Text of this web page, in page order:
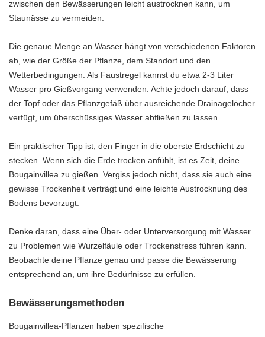
zwischen den Bewässerungen leicht austrocknen kann, um
Staunässe zu vermeiden.
Die genaue Menge an Wasser hängt von verschiedenen Faktoren
ab, wie der Größe der Pflanze, dem Standort und den
Wetterbedingungen. Als Faustregel kannst du etwa 2-3 Liter
Wasser pro Gießvorgang verwenden. Achte jedoch darauf, dass
der Topf oder das Pflanzgefäß über ausreichende Drainagelöcher
verfügt, um überschüssiges Wasser abfließen zu lassen.
Ein praktischer Tipp ist, den Finger in die oberste Erdschicht zu
stecken. Wenn sich die Erde trocken anfühlt, ist es Zeit, deine
Bougainvillea zu gießen. Vergiss jedoch nicht, dass sie auch eine
gewisse Trockenheit verträgt und eine leichte Austrocknung des
Bodens bevorzugt.
Denke daran, dass eine Über- oder Unterversorgung mit Wasser
zu Problemen wie Wurzelfäule oder Trockenstress führen kann.
Beobachte deine Pflanze genau und passe die Bewässerung
entsprechend an, um ihre Bedürfnisse zu erfüllen.
Bewässerungsmethoden
Bougainvillea-Pflanzen haben spezifische